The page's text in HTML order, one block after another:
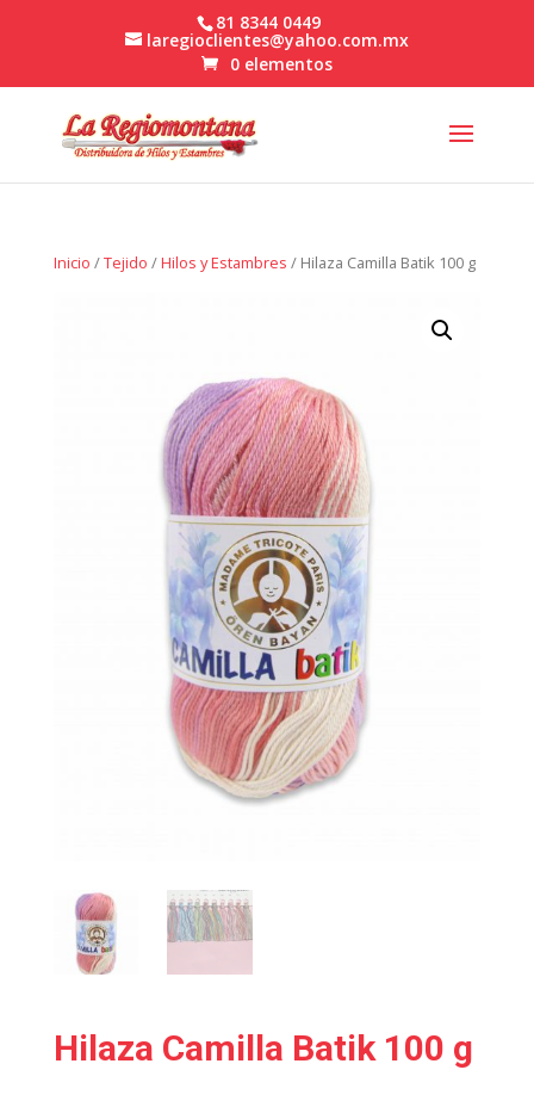
81 8344 0449
laregioclientes@yahoo.com.mx
0 elementos
Inicio /Tejido /Hilos y Estambres / Hilaza Camilla Batik 100 g
Hilaza Camilla Batik 100 g